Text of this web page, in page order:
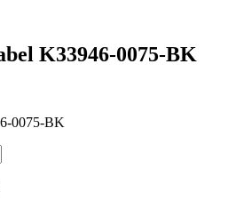
K33946-0075-BK
0075-BK